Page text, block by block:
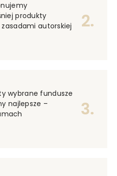
produkty
autorskiej
2.
wybrane fundusze
najlepsze –
3.